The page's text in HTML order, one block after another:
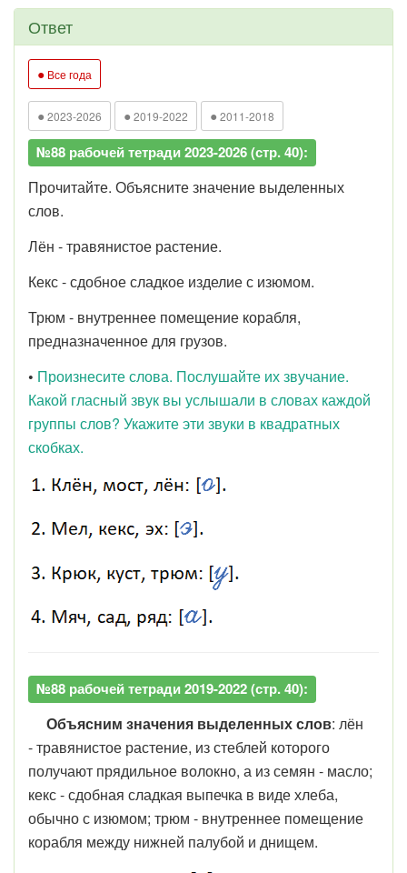
Ответ
● Все года
● 2023-2026 ● 2019-2022 ● 2011-2018
№88 рабочей тетради 2023-2026 (стр. 40):
Прочитайте. Объясните значение выделенных
слов.
Лён - травянистое растение.
Кекс - сдобное сладкое изделие с изюмом.
Трюм - внутреннее помещение корабля,
предназначенное для грузов.
• Произнесите слова. Послушайте их звучание.
Какой гласный звук вы услышали в словах каждой
группы слов? Укажите эти звуки в квадратных
скобках.
№88 рабочей тетради 2019-2022 (стр. 40):
Объясним значения выделенных слов: лён
-травянистое растение, из стеблей которого
получают прядильное волокно, а из семян - масло;
кекс - сдобная сладкая выпечка в виде хлеба,
обычно с изюмом; трюм - внутреннее помещение
корабля между нижней палубой и днищем.